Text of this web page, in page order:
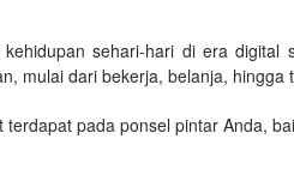
sehari-hari di era digital
mulai dari bekerja, belanja, hingga
pada ponsel pintar Anda,